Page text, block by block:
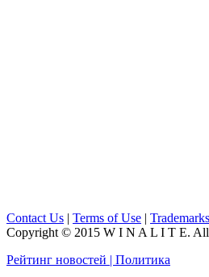
Contact Us | Terms of Use | Trademarks
Copyright © 2015 W I N A L I T E. All
Рейтинг новостей | Политика